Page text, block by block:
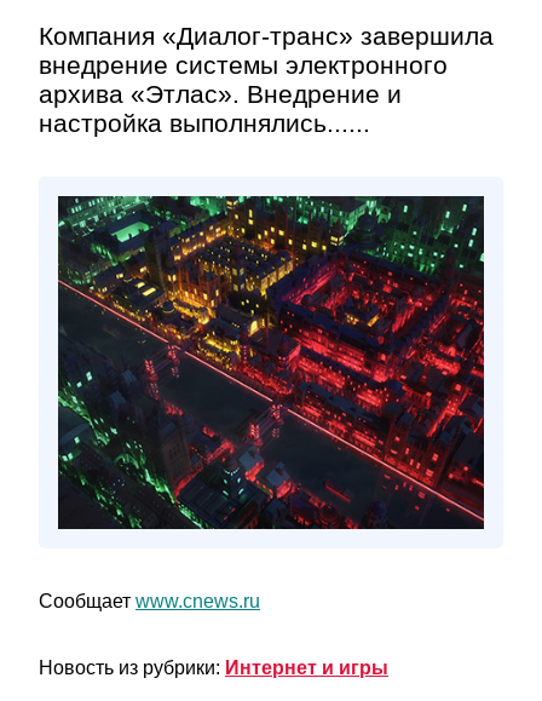
Компания «Диалог-транс» завершила
внедрение системы электронного
архива «Этлас». Внедрение и
настройка выполнялись......
Сообщает www.cnews.ru
Новость из рубрики: Интернет и игры
Контакт»